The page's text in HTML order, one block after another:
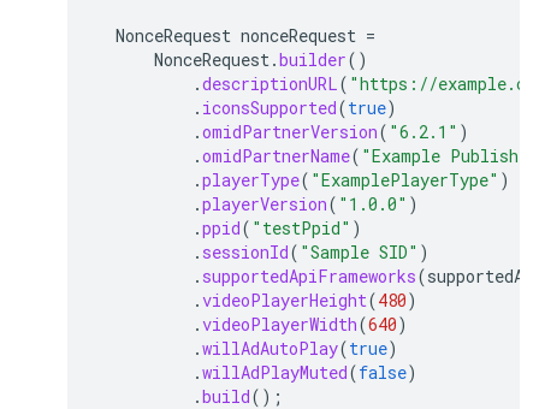
NonceRequest nonceRequest =
NonceRequest.builder()
.descriptionURL( "https://
. iconsSupported(true)
.omidPartnerVersion( "6.2.1" )
.omidPartnerName( "Example
.playerType( "ExamplePlayerType" )
.playerVersion( "1.0.0" )
.ppid( "testPpid" )
. sessionId( "Sample SID" )
. supportedApiFrameworks(
.videoPlayerHeight(480)
.videoPlayerWidth(640)
.willAdAutoPlay(true)
.willAdPlayMuted(false)
.build();